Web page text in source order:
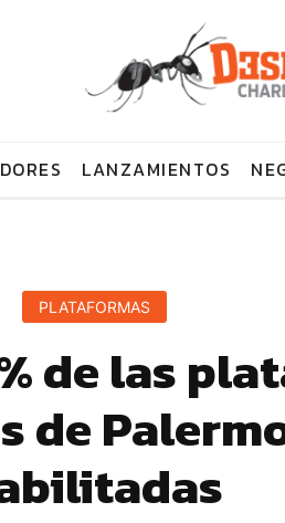
LANZAMIENTOS
PLATAFORMAS
de las
de